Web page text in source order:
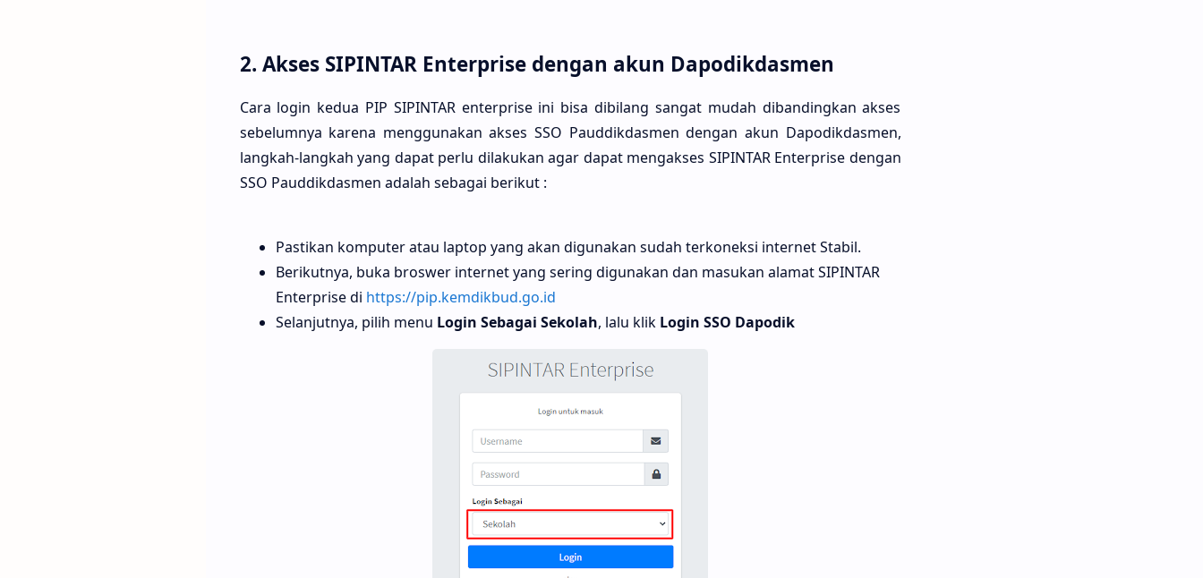
2. Akses SIPINTAR Enterprise dengan akun Dapodikdasmen
Cara login kedua PIP SIPINTAR enterprise ini bisa dibilang sangat mudah dibandingkan akses
sebelumnya karena menggunakan akses SSO Pauddikdasmen dengan akun Dapodikdasmen,
langkah-langkah yang dapat perlu dilakukan agar dapat mengakses SIPINTAR Enterprise dengan
SSO Pauddikdasmen adalah sebagai berikut :
Pastikan komputer atau laptop yang akan digunakan sudah terkoneksi internet Stabil.
Berikutnya, buka broswer internet yang sering digunakan dan masukan alamat SIPINTAR
Enterprise di https://pip.kemdikbud.go.id
Selanjutnya, pilih menu Login Sebagai Sekolah, lalu klik Login SSO Dapodik